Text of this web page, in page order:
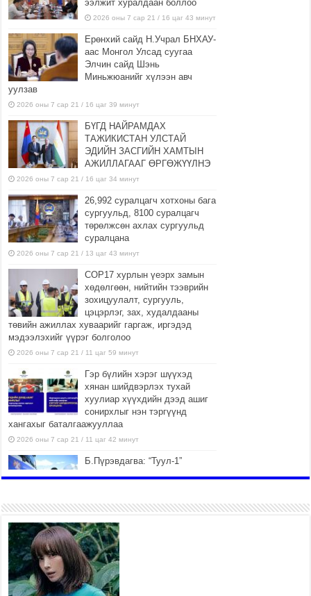
ээлжит хуралдаан боллоо
2026 оны 7 сар 21 / 16 цаг 43 минут
Ерөнхий сайд Н.Учрал БНХАУ-
аас Монгол Улсад суугаа
Элчин сайд Шэнь
Миньжюанийг хүлээн авч
уулзав
2026 оны 7 сар 21 / 16 цаг 39 минут
БҮГД НАЙРАМДАХ
ТАЖИКИСТАН УЛСТАЙ
ЭДИЙН ЗАСГИЙН ХАМТЫН
АЖИЛЛАГААГ ӨРГӨЖҮҮЛНЭ
2026 оны 7 сар 21 / 16 цаг 34 минут
26,992 суралцагч хотхоны бага
сургуульд, 8100 суралцагч
төрөлжсөн ахлах сургуульд
суралцана
2026 оны 7 сар 21 / 13 цаг 43 минут
COP17 хурлын үеэрх замын
хөдөлгөөн, нийтийн тээврийн
зохицуулалт, сургууль,
цэцэрлэг, зах, худалдааны
төвийн ажиллах хуваарийг гаргаж, иргэдэд
мэдээлэхийг үүрэг болголоо
2026 оны 7 сар 21 / 11 цаг 59 минут
Гэр бүлийн хэрэг шүүхэд
хянан шийдвэрлэх тухай
хуулиар хүүхдийн дээд ашиг
сонирхлыг нэн тэргүүнд
хангахыг баталгаажууллаа
2026 оны 7 сар 21 / 11 цаг 42 минут
Б.Пүрэвдагва: “Туул-1”
2026 оны 7 сар 21 / 10 цаг 15 минут
НИЙСЛЭЛ, АЙМГИЙН
УДИРДЛАГУУДЫН АЖЛЫГ
ХҮНД СУРТЛЫГ БУУРУУЛЖ,
ИРГЭД, АЖ АХУЙН НЭГЖИЙН
АЧААГ ХЭРХЭН ХӨНГӨЛСНӨӨР ДҮГНЭНЭ